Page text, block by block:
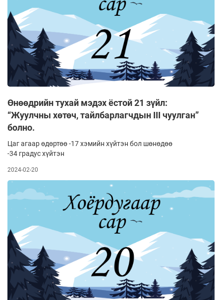
Өнөөдрийн тухай мэдэх ёстой 21 зүйл:
“Жуулчны хөтөч, тайлбарлагчдын III чуулган”
болно.
Цаг агаар өдөртөө -17 хэмийн хүйтэн бол шөнөдөө
-34 градус хүйтэн
2024-02-20